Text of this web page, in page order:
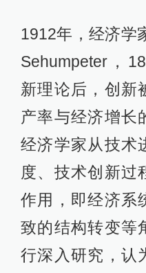
1912年，经济学
Sehumpeter，
新理论后，创新
产率与经济增长
经济学家从技术
度、技术创新过
作用，即经济系
致的结构转变等
行深入研究，认